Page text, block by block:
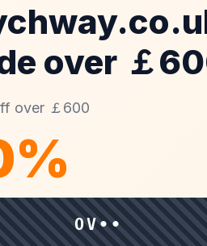
over ￡
over ￡600
OV••